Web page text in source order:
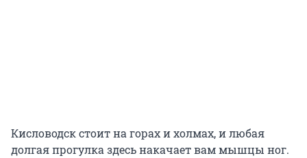
Кисловодск стоит на горах и холмах, и любая
долгая прогулка здесь накачает вам мышцы ног.